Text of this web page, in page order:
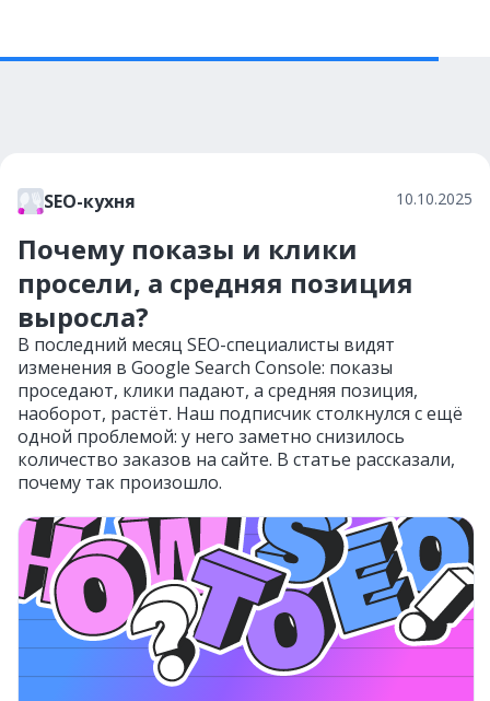
SEO-кухня 10.10.2025
Почему показы и клики
просели, а средняя позиция
выросла?
В последний месяц SEO-специалисты видят
изменения в Google Search Console: показы
проседают, клики падают, а средняя позиция,
наоборот, растёт. Наш подписчик столкнулся с ещё
одной проблемой: у него заметно снизилось
количество заказов на сайте. В статье рассказали,
почему так произошло.